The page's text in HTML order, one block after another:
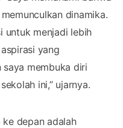
dinamika.
untuk menjadi lebih
yang
membuka diri
ini,” ujarnya.
depan adalah